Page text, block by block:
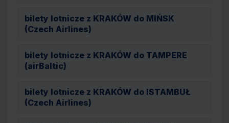
bilety lotnicze z KRAKÓW do MIŃSK
(Czech Airlines)
bilety lotnicze z KRAKÓW do TAMPERE
(airBaltic)
bilety lotnicze z KRAKÓW do ISTAMBUŁ
(Czech Airlines)